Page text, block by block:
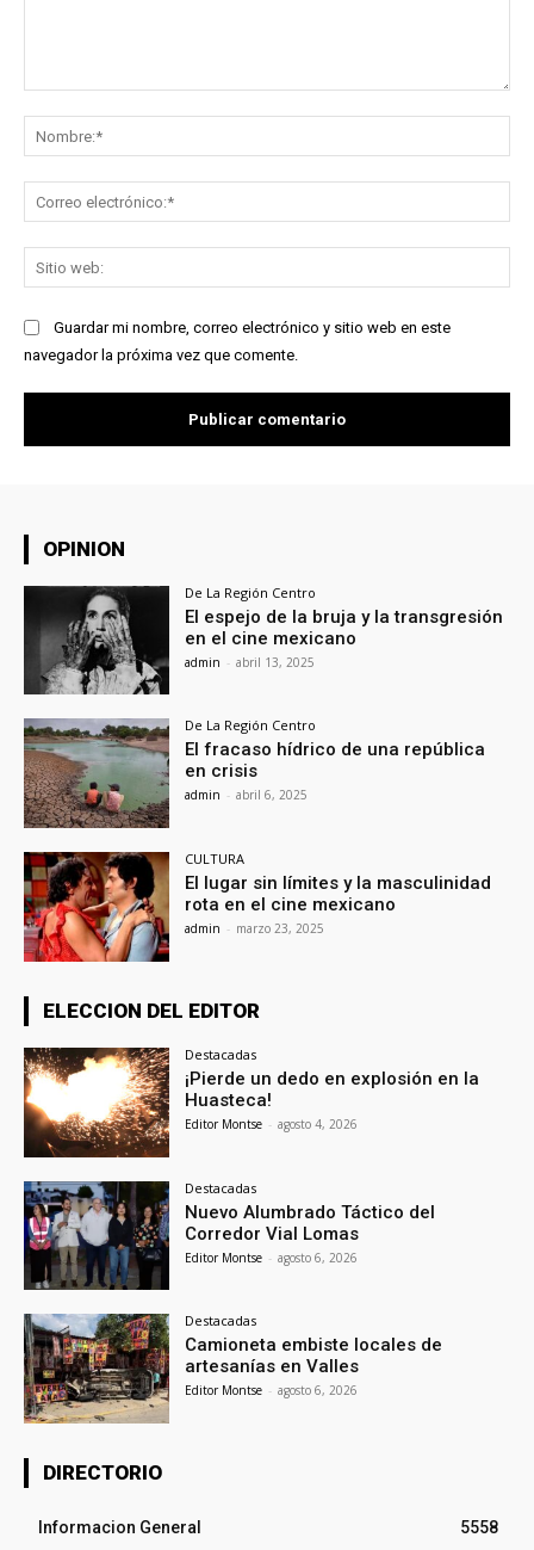
Guardar mi nombre, correo electrónico y sitio web en este
navegador la próxima vez que comente.
OPINION
De La Región Centro
El espejo de la bruja y la transgresión
en el cine mexicano
admin - abril 13, 2025
De La Región Centro
El fracaso hídrico de una república
en crisis
admin - abril 6, 2025
CULTURA
El lugar sin límites y la masculinidad
rota en el cine mexicano
admin - marzo 23, 2025
ELECCION DEL EDITOR
Destacadas
¡Pierde un dedo en explosión en la
Huasteca!
Editor Montse - agosto 4, 2026
Destacadas
Nuevo Alumbrado Táctico del
Corredor Vial Lomas
Editor Montse - agosto 6, 2026
Destacadas
Camioneta embiste locales de
artesanías en Valles
Editor Montse - agosto 6, 2026
DIRECTORIO
Informacion General
5558